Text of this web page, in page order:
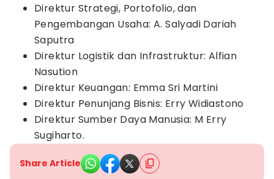
Direktur Strategi, Portofolio, dan
Pengembangan Usaha: A. Salyadi Dariah
Saputra
Direktur Logistik dan Infrastruktur: Alfian
Nasution
Direktur Keuangan: Emma Sri Martini
Direktur Penunjang Bisnis: Erry Widiastono
Direktur Sumber Daya Manusia: M Erry
Sugiharto.
Share Article